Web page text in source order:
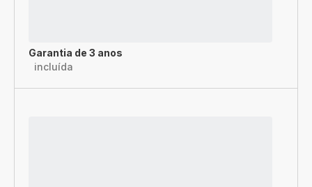
Garantia de 3 anos
incluída